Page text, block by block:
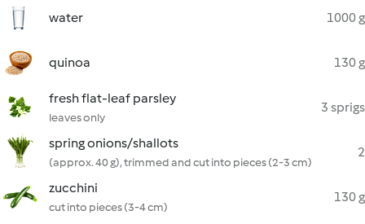
water 1000 g
quinoa 130 g
fresh flat-leaf parsley
leaves only
3 sprigs
spring onions/shallots
(approx. 40 g), trimmed and cut into pieces (2-3 cm)
2
zucchini
cut into pieces (3-4 cm)
130 g